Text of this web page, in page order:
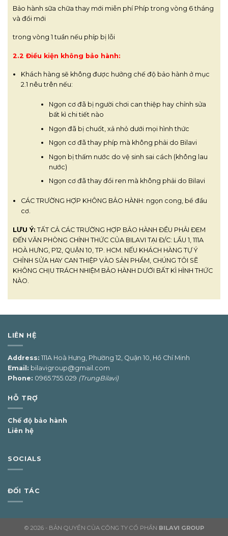
Bảo hành sữa chữa thay mới miễn phí Phíp trong vòng 6 tháng
và đổi mới
trong vòng 1 tuần nếu phíp bị lỗi
2.2 Điều kiện không bảo hành:
Khách hàng sẽ không được hưởng chế độ bảo hành ở mục
2.1 nêu trên nếu:
Ngọn cơ đã bị người chơi can thiệp hay chỉnh sửa
bất kì chi tiết nào
Ngọn đã bị chuốt, xả nhỏ dưới mọi hình thức
Ngọn cơ đã thay phíp mà không phải do Bilavi
Ngọn bị thấm nước do vệ sinh sai cách (không lau
nước)
Ngọn cơ đã thay đổi ren mà không phải do Bilavi
CÁC TRƯỜNG HỢP KHÔNG BẢO HÀNH: ngọn cong, bể đầu
cơ.
LƯU Ý: TẤT CẢ CÁC TRƯỜNG HỢP BẢO HÀNH ĐỀU PHẢI ĐEM
ĐẾN VĂN PHÒNG CHÍNH THỨC CỦA BILAVI TẠI Đ/C: LẦU 1, 111A
HOÀ HƯNG, P12, QUẬN 10, TP. HCM. NẾU KHÁCH HÀNG TỰ Ý
CHỈNH SỬA HAY CAN THIỆP VÀO SẢN PHẨM, CHÚNG TÔI SẼ
KHÔNG CHỊU TRÁCH NHIỆM BẢO HÀNH DƯỚI BẤT KÌ HÌNH THỨC
NÀO.
LIÊN HỆ
Address: 111A Hoà Hưng, Phường 12, Quận 10, Hồ Chí Minh
Email: bilavigroup@gmail.com
Phone: 0965.755.029 (TrungBilavi)
HỖ TRỢ
Chế độ bảo hành
Liên hệ
SOCIALS
ĐỐI TÁC
© 2026 - BẢN QUYỀN CỦA CÔNG TY CỔ PHẦN BILAVI GROUP